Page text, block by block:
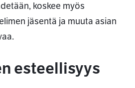
koskee myös
jäsentä ja muuta asian
esteellisyys